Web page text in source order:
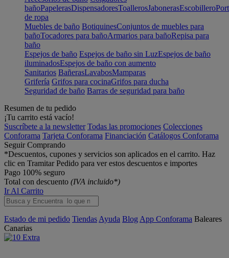
bañoPapelerasDispensadoresToallerosJabonerasEscobillero
de ropa
Muebles de baño BotiquinesConjuntos de muebles para
bañoTocadores para bañoArmarios para bañoRepisa para
baño
Espejos de baño Espejos de baño sin LuzEspejos de baño
iluminadosEspejos de baño con aumento
Sanitarios BañerasLavabosMamparas
Grifería Grifos para cocinaGrifos para ducha
Seguridad de baño Barras de seguridad para baño
Resumen de tu pedido
¡Tu carrito está vacío!
Suscríbete a la newsletter Todas las promociones Colecciones
Conforama Tarjeta Conforama Financiación Catálogos Conforama
Seguir Comprando
*Descuentos, cupones y servicios son aplicados en el carrito. Haz
clic en Tramitar Pedido para ver estos descuentos e importes
Pago 100% seguro
Total con descuento (IVA incluido*)
Ir Al Carrito
Estado de mi pedido Tiendas Ayuda Blog App Conforama Baleares
Canarias